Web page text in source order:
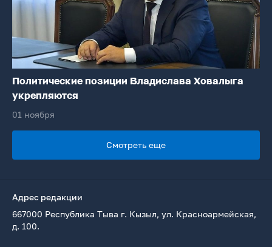
Политические позиции Владислава Ховалыга
укрепляются
01 ноября
Смотреть еще
Адрес редакции
667000 Республика Тыва г. Кызыл, ул. Красноармейская,
д. 100.